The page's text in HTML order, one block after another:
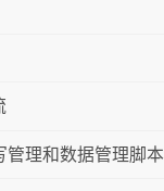
管理和数据管理脚本